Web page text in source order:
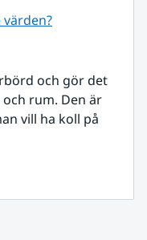
och gör det
rum. Den är
vill ha koll på